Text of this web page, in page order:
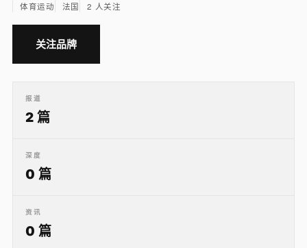
体育运动 法国 2 人关注
关注品牌
报道
2 篇
深度
0 篇
资讯
0 篇